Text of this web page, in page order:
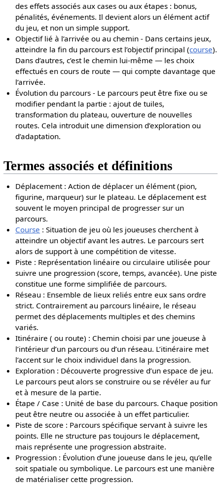
des effets associés aux cases ou aux étapes : bonus,
pénalités, événements. Il devient alors un élément actif
du jeu, et non un simple support.
Objectif lié à l’arrivée ou au chemin - Dans certains jeux,
atteindre la fin du parcours est l’objectif principal (course).
Dans d’autres, c’est le chemin lui-même — les choix
effectués en cours de route — qui compte davantage que
l’arrivée.
Évolution du parcours - Le parcours peut être fixe ou se
modifier pendant la partie : ajout de tuiles,
transformation du plateau, ouverture de nouvelles
routes. Cela introduit une dimension d’exploration ou
d’adaptation.
Termes associés et définitions
Déplacement : Action de déplacer un élément (pion,
figurine, marqueur) sur le plateau. Le déplacement est
souvent le moyen principal de progresser sur un
parcours.
Course : Situation de jeu où les joueuses cherchent à
atteindre un objectif avant les autres. Le parcours sert
alors de support à une compétition de vitesse.
Piste : Représentation linéaire ou circulaire utilisée pour
suivre une progression (score, temps, avancée). Une piste
constitue une forme simplifiée de parcours.
Réseau : Ensemble de lieux reliés entre eux sans ordre
strict. Contrairement au parcours linéaire, le réseau
permet des déplacements multiples et des chemins
variés.
Itinéraire ( ou route) : Chemin choisi par une joueuse à
l’intérieur d’un parcours ou d’un réseau. L’itinéraire met
l’accent sur le choix individuel dans la progression.
Exploration : Découverte progressive d’un espace de jeu.
Le parcours peut alors se construire ou se révéler au fur
et à mesure de la partie.
Étape / Case : Unité de base du parcours. Chaque position
peut être neutre ou associée à un effet particulier.
Piste de score : Parcours spécifique servant à suivre les
points. Elle ne structure pas toujours le déplacement,
mais représente une progression abstraite.
Progression : Évolution d’une joueuse dans le jeu, qu’elle
soit spatiale ou symbolique. Le parcours est une manière
de matérialiser cette progression.